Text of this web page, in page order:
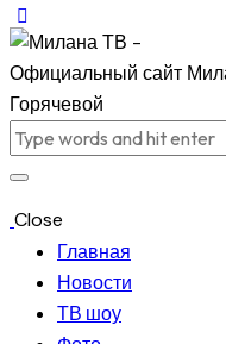
Close
Главная
Новости
ТВ шоу